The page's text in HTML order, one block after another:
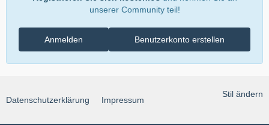
unserer Community teil!
Benutzerkonto erstellen
Anmelden
Stil ändern
Datenschutzerklärung Impressum